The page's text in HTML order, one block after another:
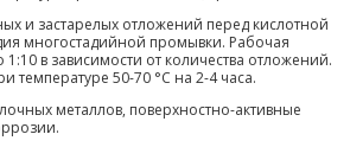
и застарелых отложений перед кислотной
многостадийной промывки. Рабочая
1:10 в зависимости от количества отложений.
температуре 50-70 °С на 2-4 часа.
металлов, поверхностно-активные